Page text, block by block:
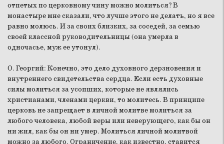
отпетых по церковному чину можно молиться? В
монастыре мне сказали, что лучше этого не делать, но я все
равно молюсь. И за своих близких, за соседей, за семью
своей классной руководительницы (она умерла в
одночасье, муж ее утонул).
О. Георгий: Конечно, это дело духовного дерзновения и
внутреннего свидетельства сердца. Если есть духовные
силы молиться за усопших, которые не являлись
христианами, членами церкви, то молитесь. В принципе
церковь не запрещает в личной молитве молиться за
любого человека, любой веры или неверующего, как бы он
ни жил, как бы он ни умер. Молиться личной молитвой
можно за любого. Ограничение, как известно, ставится